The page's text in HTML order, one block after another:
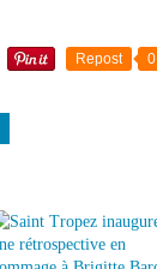
Repost 0